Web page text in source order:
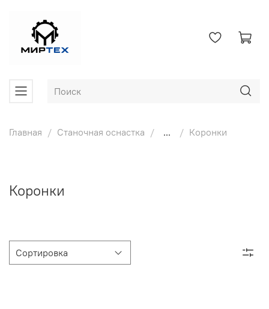
Главная Станочная оснастка ... Коронки
Коронки